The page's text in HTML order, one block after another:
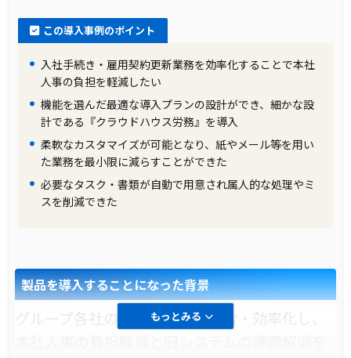
この導入事例のポイント
入社手続き・雇用契約更新業務を効率化することで本社
人事の負担を軽減したい
機能を選んだ最適な導入プランの設計ができ、細かな設
計である『クラウドハウス労務』を導入
柔軟なカスタマイズが可能となり、紙やメール等を用い
た業務を最小限に減らすことができた
必要なタスク・書類が自動で用意され属人的な処理やミ
スを削減できた
もっとみる
製品を導入することになった背景
グループ各社の人事手続きを統合・効率化し、